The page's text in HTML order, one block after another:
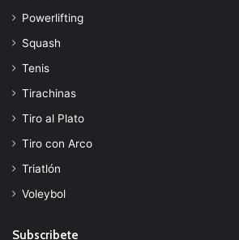
Powerlifting
Squash
Tenis
Tirachinas
Tiro al Plato
Tiro con Arco
Triatlón
Voleybol
Subscribete